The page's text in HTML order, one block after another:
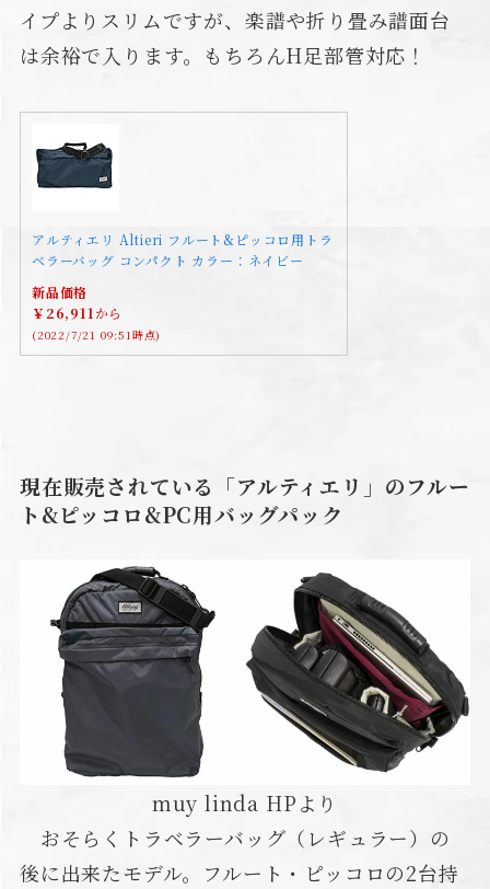
イプよりスリムですが、楽譜や折り畳み譜面台
は余裕で入ります。もちろんH足部管対応！
アルティエリ Altieri フルート&ピッコロ用トラ
ベラーバッグ コンパクト カラー：ネイビー
新品価格
￥26,911 から
(2022/7/21 09:51時点)
現在販売されている「アルティエリ」のフルー
ト&ピッコロ&PC用バッグパック
muy linda HPより
おそらくトラベラーバッグ（レギュラー）の
後に出来たモデル。フルート・ピッコロの2台持